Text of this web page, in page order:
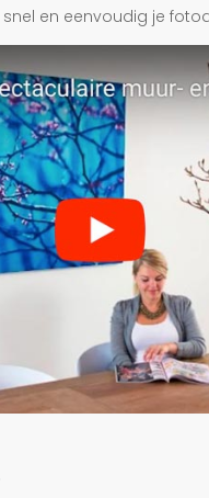
en eenvoudig je